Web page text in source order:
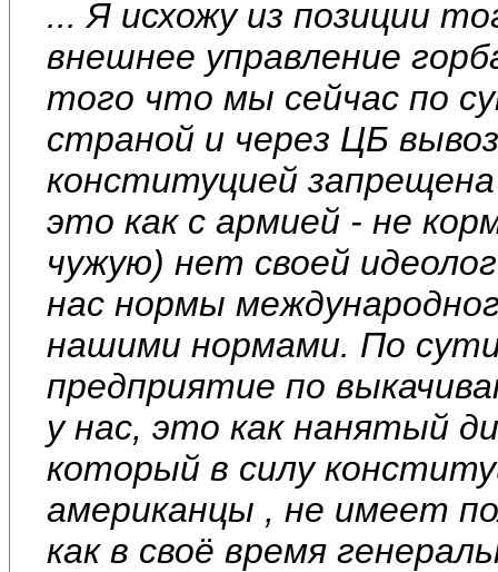
... Я исхожу из позиции
внешнее управление
того что мы сейчас по
страной и через ЦБ
конституцией
это как с армией - не
чужую) нет своей
нас нормы
нашими нормами. По сути
предприятие по
у нас, это как нанятый
который в силу
американцы , не имеет
как в своё время